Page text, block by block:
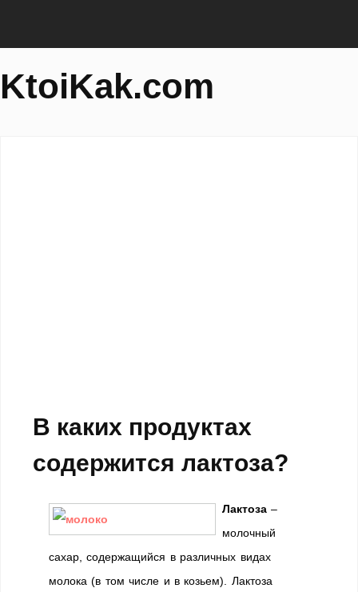
KtoiKak.com
В каких продуктах
содержится лактоза?
Лактоза –
молочный
сахар, содержащийся в различных видах
молока (в том числе и в козьем). Лактоза